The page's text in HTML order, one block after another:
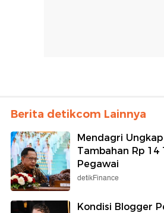
Berita detikcom Lainnya
Mendagri
Tambahan Rp 14
Pegawai
detikFinance
Kondisi Blogger